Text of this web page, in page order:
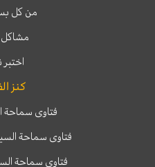
من كل
كنز
فتاوى سماحة
فتاوى سماحة
فتاوى سماحة